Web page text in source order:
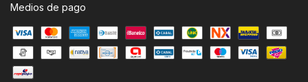
Medios de pago